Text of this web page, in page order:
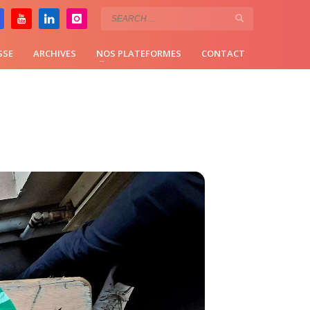
ARCHIVES NOS PLATEFORMES CONTACT